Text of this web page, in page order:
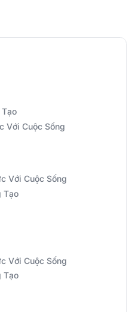
Tạo
Với Cuộc Sống
Với Cuộc Sống
Tạo
Với Cuộc Sống
Tạo